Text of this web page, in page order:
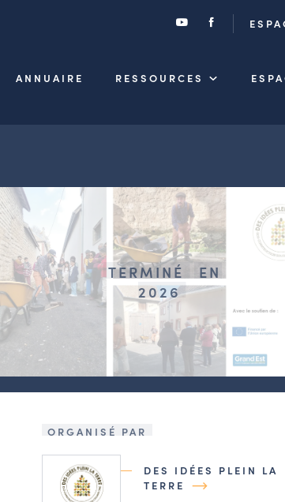
ANNUAIRE RESSOURCES
TERMINÉ
EN
2026
ORGANISÉ PAR
DES IDÉES PLEIN LA
TERRE